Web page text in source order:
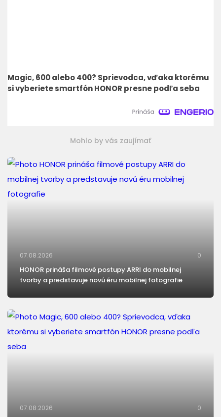
Magic, 600 alebo 400? Sprievodca, vďaka ktorému
si vyberiete smartfón HONOR presne podľa seba
Mohlo by vás zaujímať
07.08.2026 0
HONOR prináša filmové postupy ARRI do mobilnej
tvorby a predstavuje novú éru mobilnej fotografie
07.08.2026 0